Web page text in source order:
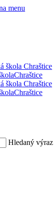
menu
Chraštice
Chraštice
Hledaný výraz